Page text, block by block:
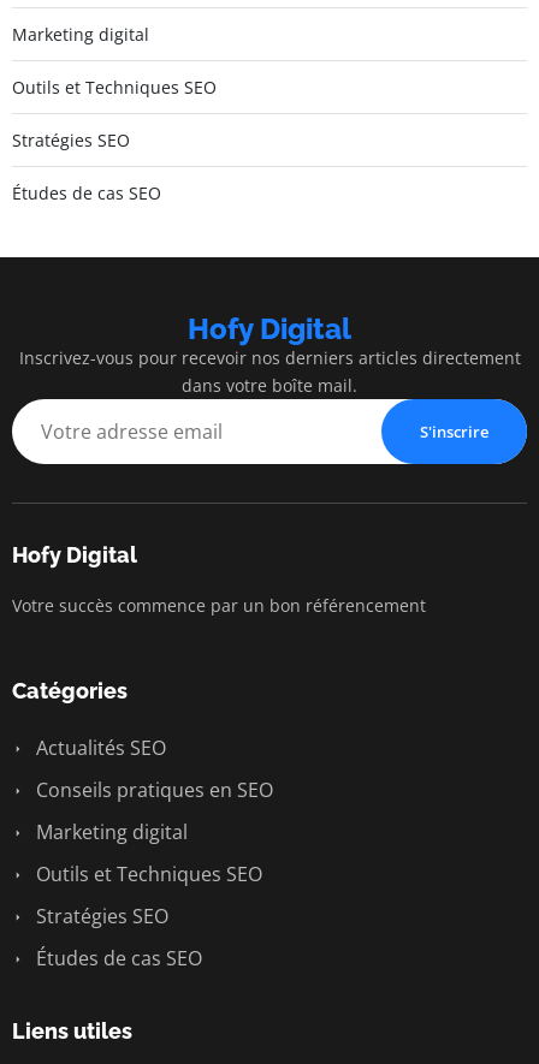
Marketing digital
Outils et Techniques SEO
Stratégies SEO
Études de cas SEO
Hofy Digital
Inscrivez-vous pour recevoir nos derniers articles directement
dans votre boîte mail.
S'inscrire
Hofy Digital
Votre succès commence par un bon référencement
Catégories
Actualités SEO
Conseils pratiques en SEO
Marketing digital
Outils et Techniques SEO
Stratégies SEO
Études de cas SEO
Liens utiles